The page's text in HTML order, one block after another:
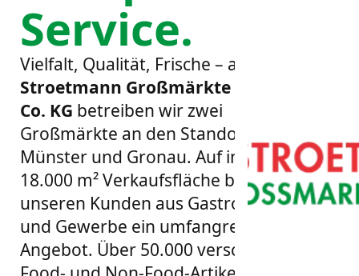
Service.
Vielfalt, Qualität, Frische – als
Stroetmann Großmärkte GmbH &
Co. KG betreiben wir zwei
Großmärkte an den Standorten
Münster und Gronau. Auf insgesamt
18.000 m² Verkaufsfläche bieten wir
unseren Kunden aus Gastronomie
und Gewerbe ein umfangreiches
Angebot. Über 50.000 verschiedene